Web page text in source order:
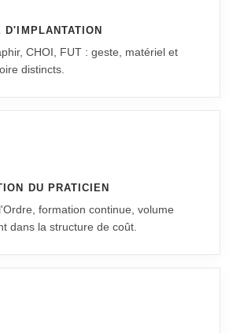
D'IMPLANTATION
CHOI, FUT : geste, matériel et
distincts.
DU PRATICIEN
formation continue, volume
dans la structure de coût.